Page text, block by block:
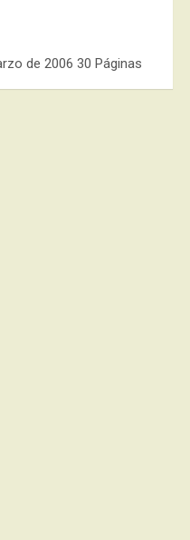
de 2006 30 Páginas